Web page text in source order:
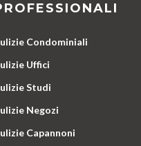
Condominiali
Uffici
Studi
Negozi
Capannoni